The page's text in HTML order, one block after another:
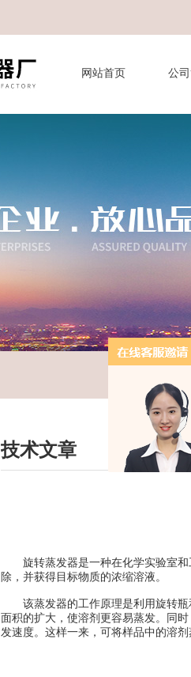
网站首页 公
技术文章
旋转蒸发器是一种在化学实验室和
除，并获得目标物质的浓缩溶液。
该蒸发器的工作原理是利用旋转瓶
面积的扩大，使溶剂更容易蒸发。同
发速度。这样一来，可将样品中的溶